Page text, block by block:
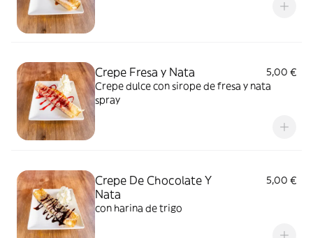
Crepe Fresa y Nata
5,00 €
Crepe dulce con sirope de fresa y nata
spray
Crepe De Chocolate Y
Nata
5,00 €
con harina de trigo